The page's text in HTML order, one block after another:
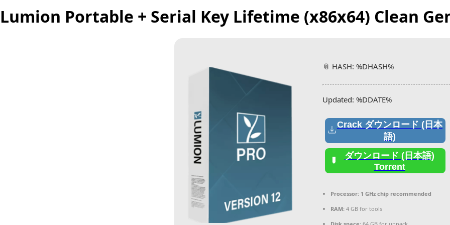
Lumion Portable + Serial Key Lifetime (x86x64) Clean
📎 HASH: %DHASH%
Updated: %DDATE%
Crack ダウンロード (日本
語)
ダウンロード (日本語)
Torrent
Processor: 1 GHz chip recommended
RAM: 4 GB for tools